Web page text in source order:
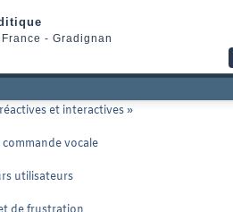
- Gradignan
et interactives »
vocale
utilisateurs